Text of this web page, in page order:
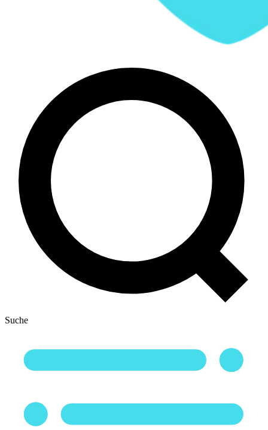
Suche